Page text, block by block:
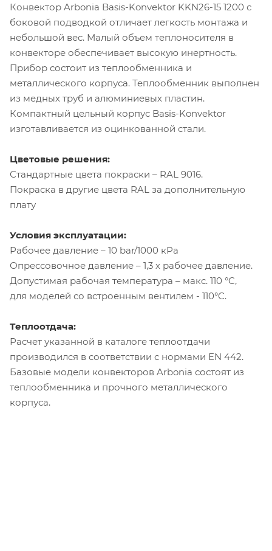
Конвектор Arbonia Basis-Konvektor KKN26-15 1200 с
боковой подводкой отличает легкость монтажа и
небольшой вес. Малый объем теплоносителя в
конвекторе обеспечивает высокую инертность.
Прибор состоит из теплообменника и
металлического корпуса. Теплообменник выполнен
из медных труб и алюминиевых пластин.
Компактный цельный корпус Basis-Konvektor
изготавливается из оцинкованной стали.
Цветовые решения:
Стандартные цвета покраски – RAL 9016.
Покраска в другие цвета RAL за дополнительную
плату
Условия эксплуатации:
Рабочее давление – 10 bar/1000 кРа
Опрессовочное давление – 1,3 х рабочее давление.
Допустимая рабочая температура – макс. 110 °C,
для моделей со встроенным вентилем - 110°C.
Теплоотдача:
Расчет указанной в каталоге теплоотдачи
производился в соответствии с нормами EN 442.
Базовые модели конвекторов Arbonia состоят из
теплообменника и прочного металлического
корпуса.